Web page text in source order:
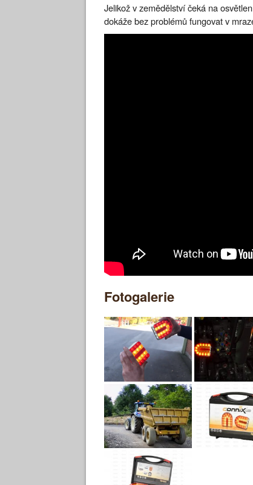
Jelikož v zemědělství čeká na
dokáže bez problémů fungovat v
Fotogalerie